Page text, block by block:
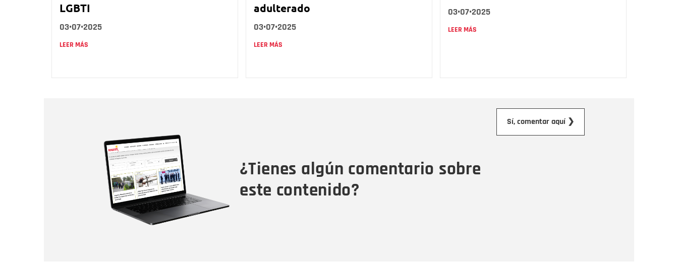
LGBTI
03•07•2025
LEER MÁS
adulterado
03•07•2025
LEER MÁS
03•07•2025
LEER MÁS
¿Tienes algún comentario sobre
este contenido?
Sí, comentar aquí ❯